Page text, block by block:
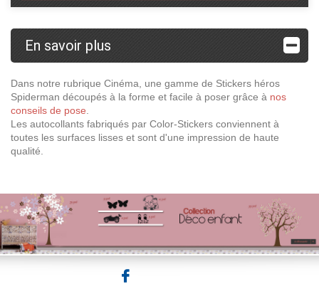
En savoir plus
Dans notre rubrique Cinéma, une gamme de Stickers héros
Spiderman découpés à la forme et facile à poser grâce à nos
conseils de pose
Les autocollants fabriqués par Color-Stickers conviennent à
toutes les surfaces lisses et sont d'une impression de haute
qualité.